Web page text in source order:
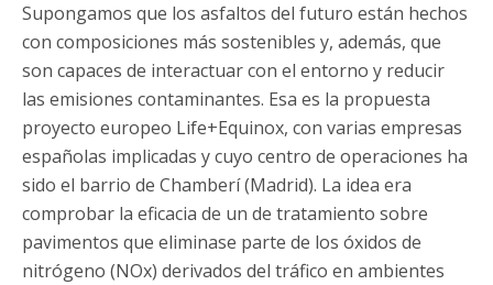
Supongamos que los asfaltos del futuro están hechos
con composiciones más sostenibles y, además, que
son capaces de interactuar con el entorno y reducir
las emisiones contaminantes. Esa es la propuesta
proyecto europeo Life+Equinox, con varias empresas
españolas implicadas y cuyo centro de operaciones ha
sido el barrio de Chamberí (Madrid). La idea era
comprobar la eficacia de un de tratamiento sobre
pavimentos que eliminase parte de los óxidos de
nitrógeno (NOx) derivados del tráfico en ambientes